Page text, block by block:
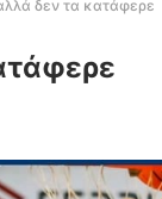
δεν τα κατάφερε